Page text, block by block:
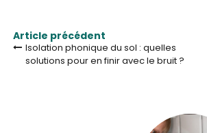
Article précédent
Isolation phonique du sol : quelles
solutions pour en finir avec le bruit ?